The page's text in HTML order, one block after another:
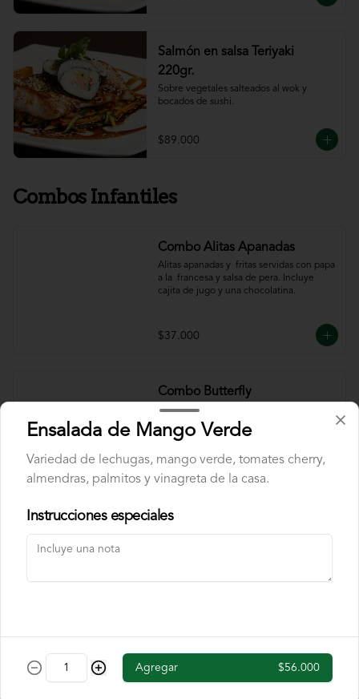
Salmón en salsa Teriyaki
220gr.
Sobre vegetales salteados al wok y
bocados de sushi.
$89.000
Combos Infantiles
Combo Alitas Apanadas
Alitas apanadas y  fritas servidas con papa
a la  francesa y salsa de pera. Incluye
cajita de jugo y una chocolatina.
$37.000
Combo Butterfly
Pechuga a la brasa encostrada en cereal
de chocolate, acompañado de banano
flambe y papas chip. Incluye cajita de
$40.000
Combo Fettuccine
y una chocolatina.
Combo Mini Hamburguesa
Ensalada de Mango Verde
Variedad de lechugas, mango verde, tomates cherry,
almendras, palmitos y vinagreta de la casa.
Instrucciones especiales
Agregar $56.000